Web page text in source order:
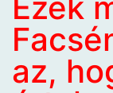
az,